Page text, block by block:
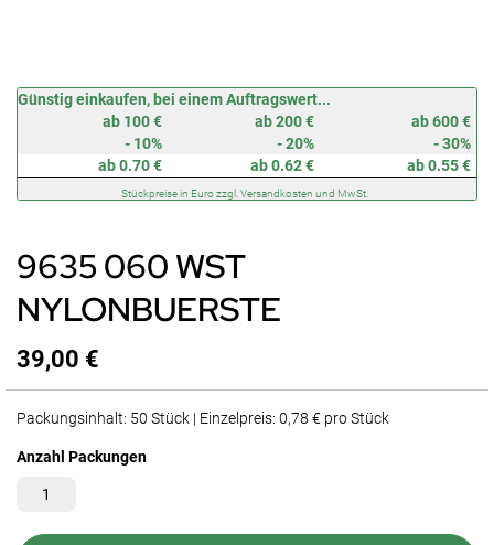
Günstig einkaufen, bei einem Auftragswert...
ab 100 €
ab 200 €
ab 600 €
- 10%
- 20%
- 30%
ab 0.70 €
ab 0.62 € ab 0.55 €
Stückpreise in Euro zzgl. Versandkosten und MwSt.
9635 060 WST
NYLONBUERSTE
39,00 €
Packungsinhalt: 50 Stück | Einzelpreis: 0,78 € pro Stück
Anzahl Packungen
Zum
Anfang
springen